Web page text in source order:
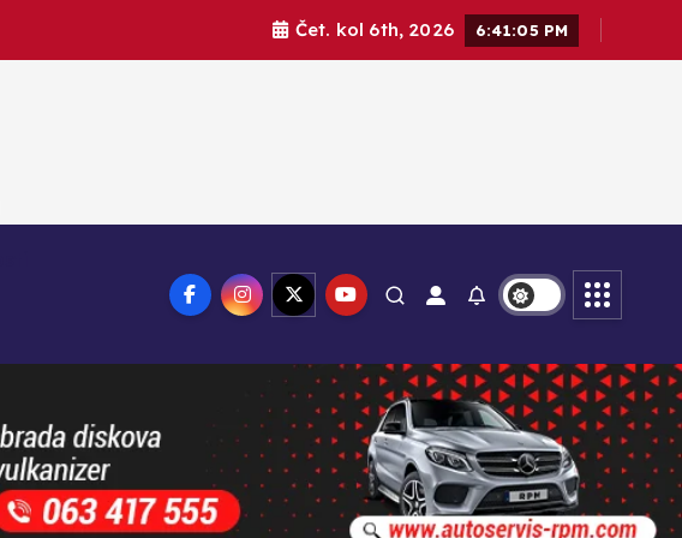
Čet. kol 6th, 2026 6:41:06 PM